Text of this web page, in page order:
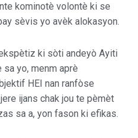
kominotè volontè ki se
sèvis yo avèk alokasyon.
ki sòti andeyò Ayiti
sa yo, menm aprè
HEI nan ranfòse
ijans chak jou te pèmèt
sa a, yon fason ki efikas.